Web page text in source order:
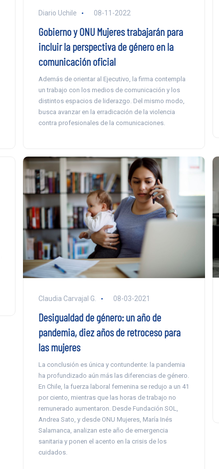
Diario Uchile 08-11-2022
Gobierno y ONU Mujeres trabajarán para
incluir la perspectiva de género en la
comunicación oficial
Además de orientar al Ejecutivo, la firma contempla
un trabajo con los medios de comunicación y los
distintos espacios de liderazgo. Del mismo modo,
busca avanzar en la erradicación de la violencia
contra profesionales de la comunicaciones.
Claudia Carvajal G. 08-03-2021
Desigualdad de género: un año de
pandemia, diez años de retroceso para
las mujeres
La conclusión es única y contundente: la pandemia
ha profundizado aún más las diferencias de género.
En Chile, la fuerza laboral femenina se redujo a un 41
por ciento, mientras que las horas de trabajo no
remunerado aumentaron. Desde Fundación SOL,
Andrea Sato, y desde ONU Mujeres, María Inés
Salamanca, analizan este año de emergencia
sanitaria y ponen el acento en la crisis de los
cuidados.